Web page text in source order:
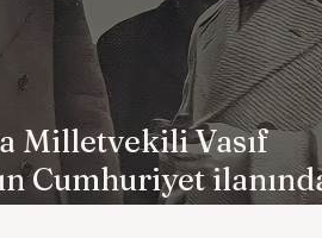
Milletvekili Vasıf
Cumhuriyet
konuşma